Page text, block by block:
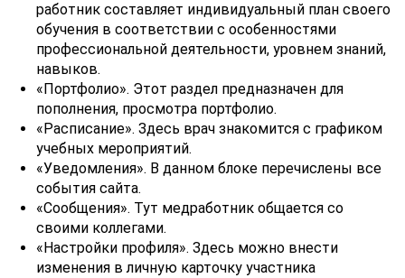
работник составляет индивидуальный план своего
обучения в соответствии с особенностями
профессиональной деятельности, уровнем знаний,
навыков.
«Портфолио». Этот раздел предназначен для
пополнения, просмотра портфолио.
«Расписание». Здесь врач знакомится с графиком
учебных мероприятий.
«Уведомления». В данном блоке перечислены все
события сайта.
«Сообщения». Тут медработник общается со
своими коллегами.
«Настройки профиля». Здесь можно внести
изменения в личную карточку участника